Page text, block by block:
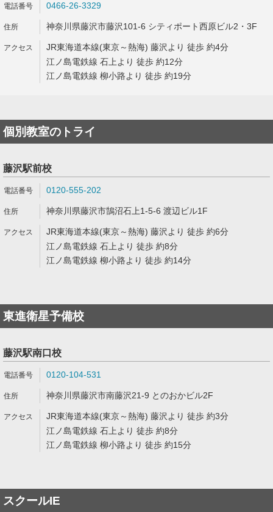
0466-26-3329
神奈川県藤沢市藤沢101-6 シティポート西原ビル2・3F
JR東海道本線(東京～熱海) 藤沢より 徒歩 約4分
江ノ島電鉄線 石上より 徒歩 約12分
江ノ島電鉄線 柳小路より 徒歩 約19分
個別教室のトライ
藤沢駅前校
0120-555-202
神奈川県藤沢市鵠沼石上1-5-6 渡辺ビル1F
JR東海道本線(東京～熱海) 藤沢より 徒歩 約6分
江ノ島電鉄線 石上より 徒歩 約8分
江ノ島電鉄線 柳小路より 徒歩 約14分
東進衛星予備校
藤沢駅南口校
0120-104-531
神奈川県藤沢市南藤沢21-9 とのおかビル2F
JR東海道本線(東京～熱海) 藤沢より 徒歩 約3分
江ノ島電鉄線 石上より 徒歩 約8分
江ノ島電鉄線 柳小路より 徒歩 約15分
スクールIE